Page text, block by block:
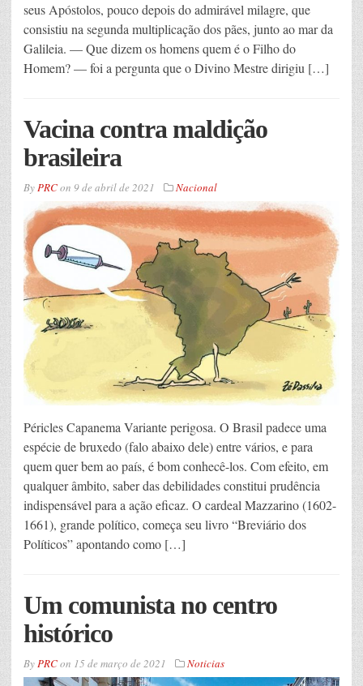
seus Apóstolos, pouco depois do admirável milagre, que
consistiu na segunda multiplicação dos pães, junto ao mar da
Galileia. — Que dizem os homens quem é o Filho do
Homem? — foi a pergunta que o Divino Mestre dirigiu […]
Vacina contra maldição
brasileira
ByPRCon 9 de abril de 2021 Nacional
Péricles Capanema Variante perigosa. O Brasil padece uma
espécie de bruxedo (falo abaixo dele) entre vários, e para
quem quer bem ao país, é bom conhecê-los. Com efeito, em
qualquer âmbito, saber das debilidades constitui prudência
indispensável para a ação eficaz. O cardeal Mazzarino (1602-
1661), grande político, começa seu livro “Breviário dos
Políticos” apontando como […]
Um comunista no centro
histórico
ByPRCon 15 de março de 2021 Noticias